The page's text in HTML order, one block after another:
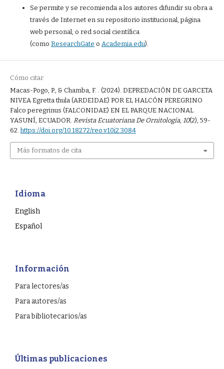
Se permite y se recomienda a los autores difundir su obra a
través de Internet en su repositorio institucional, página
web personal, o red social científica
(como ResearchGate o Academia.edu).
Cómo citar
Macas-Pogo, P., & Chamba, F. . (2024). DEPREDACIÓN DE GARCETA
NIVEA Egretta thula (ARDEIDAE) POR EL HALCÓN PEREGRINO
Falco peregrinus (FALCONIDAE) EN EL PARQUE NACIONAL
YASUNÍ, ECUADOR. Revista Ecuatoriana De Ornitología, 10(2), 59-
62.https://doi.org/10.18272/reo.v10i2.3084
Más formatos de cita
Idioma
English
Español
Información
Para lectores/as
Para autores/as
Para bibliotecarios/as
Últimas publicaciones